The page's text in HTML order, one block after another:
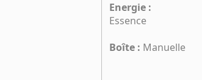
Energie :
Essence
Boîte : Manuelle